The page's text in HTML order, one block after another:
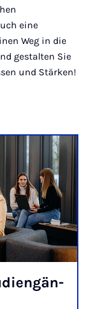
eine
Weg in die
gestalten Sie
und Stärken!